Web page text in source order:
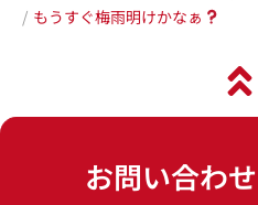
もうすぐ梅雨明けかなぁ
お問い合わせ